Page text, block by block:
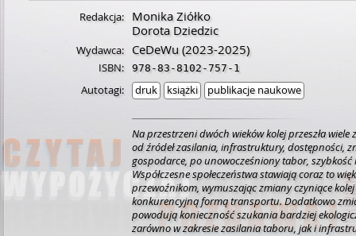
Redakcja:
Monika Ziółko
Dorota Dziedzic
Wydawca: CeDeWu(2023-2025)
ISBN: 978-83-8102-757-1
Autotagi: druk książki publikacje naukowe
Na przestrzeni dwóch wieków kolej przeszła wiele
od źródeł zasilania, infrastruktury, dostępności,
gospodarce, po unowocześniony tabor, szybkość
Współczesne społeczeństwa stawiają coraz to
przewoźnikom, wymuszając zmiany czyniące
konkurencyjną formą transportu. Dodatkowo
powodują konieczność szukania bardziej
zarówno w zakresie zasilania taboru, jak i